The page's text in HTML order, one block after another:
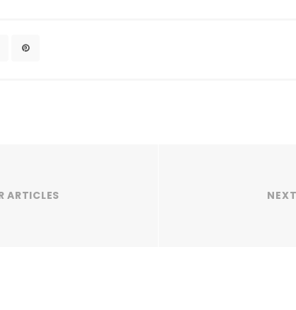
ARTICLES